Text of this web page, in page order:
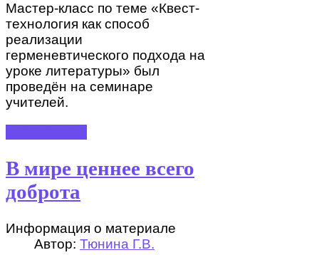
Мастер-класс по теме «Квест-
технология как способ
реализации
герменевтического подхода на
уроке литературы» был
проведён на семинаре
учителей.
В мире ценнее всего
доброта
Информация о материале
Автор: Тюнина Г.В.